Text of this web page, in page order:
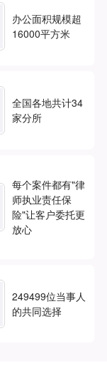
办公面积规模超
16000平方米
全国各地共计34
家分所
每个案件都有"律
师执业责任保
险"让客户委托更
放心
249499位当事人
的共同选择